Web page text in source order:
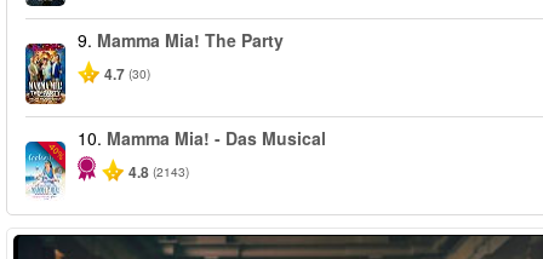
9. Mamma Mia! The Party
4.7 (30)
-40%
10. Mamma Mia! - Das Musical
4.8 (2143)